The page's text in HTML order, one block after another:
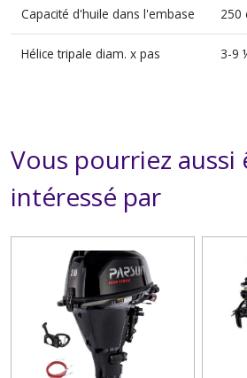
Capacité d'huile dans l'embase 250
Hélice tripale diam. x pas 3-9
Vous pourriez aussi
intéressé par